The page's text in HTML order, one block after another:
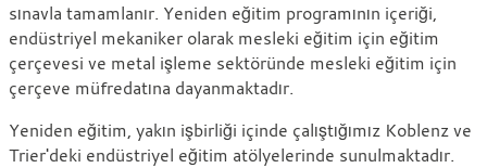
yeniden
eğitim
sınavla tamamlanır. Yeniden eğitim programının içeriği,
endüstriyel mekaniker olarak mesleki eğitim için eğitim
çerçevesi ve metal işleme sektöründe mesleki eğitim için
çerçeve müfredatına dayanmaktadır.
Yeniden eğitim, yakın işbirliği içinde çalıştığımız Koblenz ve
Trier'deki endüstriyel eğitim atölyelerinde sunulmaktadır.